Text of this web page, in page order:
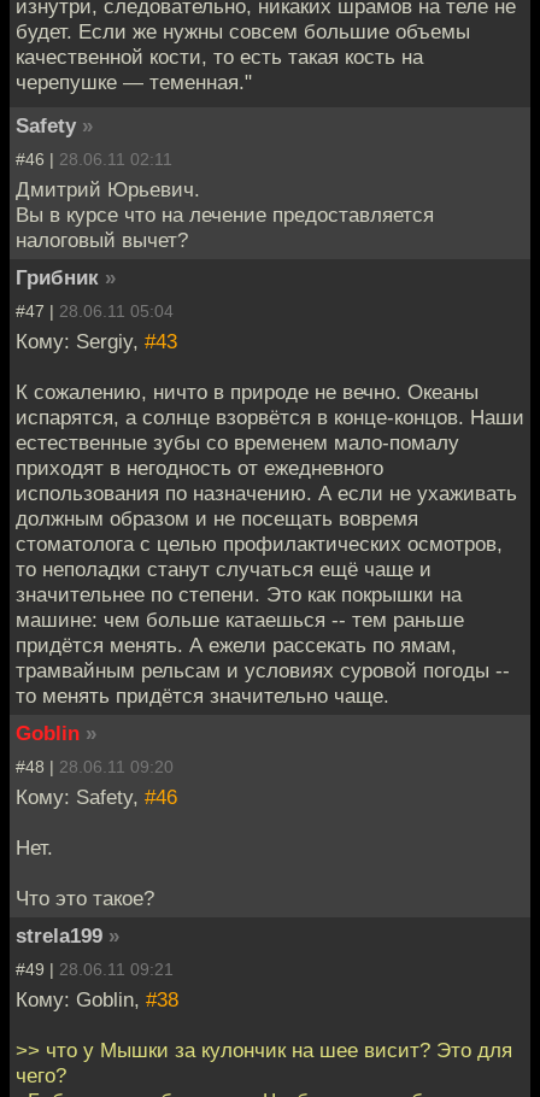
изнутри, следовательно, никаких шрамов на теле не
будет. Если же нужны совсем большие объемы
качественной кости, то есть такая кость на
черепушке — теменная."
Safety »
#46 | 28.06.11 02:11
Дмитрий Юрьевич.
Вы в курсе что на лечение предоставляется
налоговый вычет?
Грибник »
#47 | 28.06.11 05:04
Кому: Sergiy, #43
К сожалению, ничто в природе не вечно. Океаны
испарятся, а солнце взорвётся в конце-концов. Наши
естественные зубы со временем мало-помалу
приходят в негодность от ежедневного
использования по назначению. А если не ухаживать
должным образом и не посещать вовремя
стоматолога с целью профилактических осмотров,
то неполадки станут случаться ещё чаще и
значительнее по степени. Это как покрышки на
машине: чем больше катаешься -- тем раньше
придётся менять. А ежели рассекать по ямам,
трамвайным рельсам и условиях суровой погоды --
то менять придётся значительно чаще.
Goblin »
#48 | 28.06.11 09:20
Кому: Safety, #46
Нет.
Что это такое?
strela199 »
#49 | 28.06.11 09:21
Кому: Goblin, #38
>> что у Мышки за кулончик на шее висит? Это для
чего?